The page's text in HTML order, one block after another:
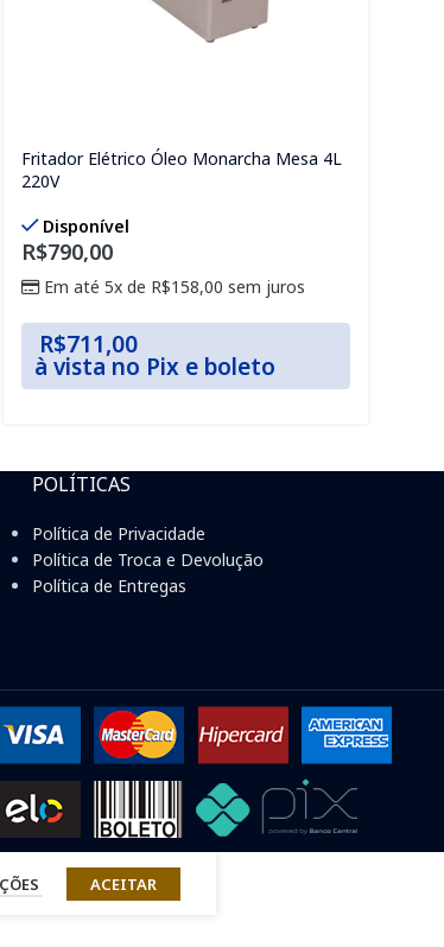
Fritador Elétrico Óleo Monarcha Mesa 4L
220V
Disponível
R$790,00
Em até 5x de R$158,00 sem juros
R$711,00
à vista no Pix e boleto
POLÍTICAS
Política de Privacidade
Política de Troca e Devolução
Política de Entregas
ACEITAR